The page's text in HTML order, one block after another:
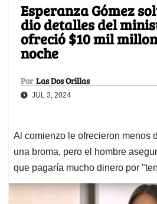
Esperanza Gómez
dio detalles del
ofreció $10 mil
noche
Por Las Dos Orillas
JUL 3, 2024
Al comienzo le ofrecieron menos
una broma, pero el hombre
que pagaría mucho dinero por